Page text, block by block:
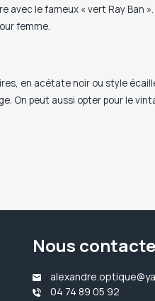
avec le fameux « vert Ray Ban
femme.
en acétate noir ou style
On peut aussi opter pour le
Nous
04 74 89 05 92